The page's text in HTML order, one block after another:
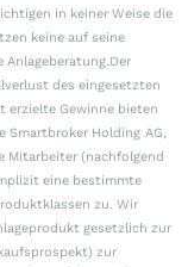
in keiner Weise die
keine auf seine
des eingesetzten
erzielte Gewinne bieten
Smartbroker Holding AG,
Mitarbeiter (nachfolgend
eine bestimmte
zu. Wir
gesetzlich zur
zur